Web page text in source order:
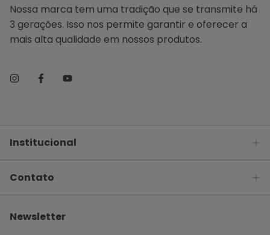
Nossa marca tem uma tradição que se transmite há
3 gerações. Isso nos permite garantir e oferecer a
mais alta qualidade em nossos produtos.
Institucional
Contato
Newsletter